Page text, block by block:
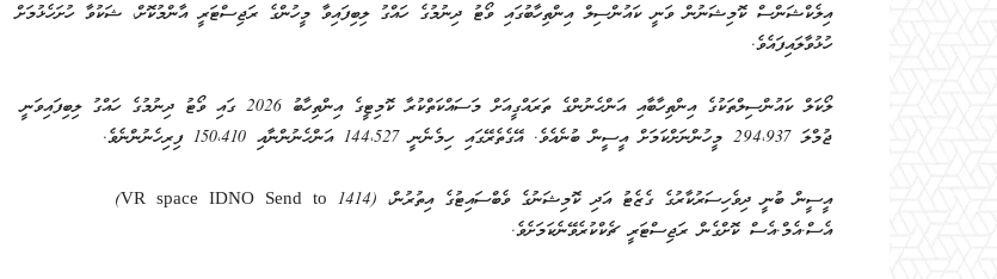
އިލެކްޝަންސް ކޮމިޝަނުން ވަނީ ކައުންސިލް އިންތިހާބުގައި ވޯޓު ދިނުމުގެ ހައްގު ލިބިފައިވާ މީހުންގެ ރަޖިސްޓަރީ އާންމުކޮށް، ޝަކުވާ ހުށަހެޅުމަށް
ހުޅުވާލައިފައެވެ.
ލޯކަލް ކައުންސިލްތަކުގެ އިންތިހާބާއި އަންހެނުންގެ ތަރައްގީއަށް މަސައްކަތްކުރާ ކޮމިޓީގެ އިންތިހާބު 2026 ގައި ވޯޓު ދިނުމުގެ ހައްގު ލިބިފައިވަނީ
ޖުމްލަ 294،937 މީހުންނަށްކަމަށް އީސީން ބުނެއެވެ. އޭގެތެރޭގައި ހިމެނެނީ 144،527 އަންހެނުންނާއި 150،410 ފިރިހެނުންނެވެ.
އީސީން ބުނީ ދިވެހިސަރުކާރުގެ ގެޒެޓު އަދި ކޮމިޝަނުގެ ވެބްސައިޓުގެ އިތުރުން، (VR space IDNO Send to 1414)
އެސް.އެމް.އެސް ކޮށްގެން ރަޖިސްޓަރީ ޗެކްކުރެވޭނެކަމަށެވެ.